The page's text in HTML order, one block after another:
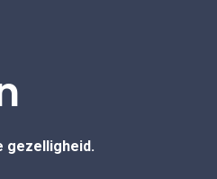
gezelligheid.